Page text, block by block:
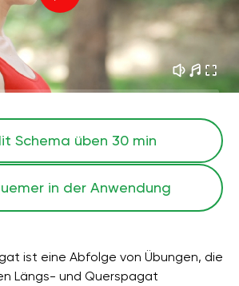
Schema üben 30 min
in der Anwendung
ist eine Abfolge von Übungen, die
Längs- und Querspagat